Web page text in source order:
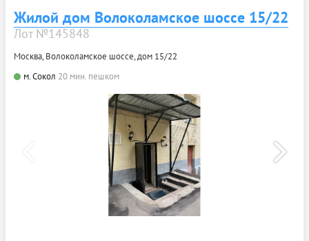
Жилой дом Волоколамское шоссе 15/22
Лот №145848
Москва, Волоколамское шоссе, дом 15/22
м. Сокол 20 мин. пешком